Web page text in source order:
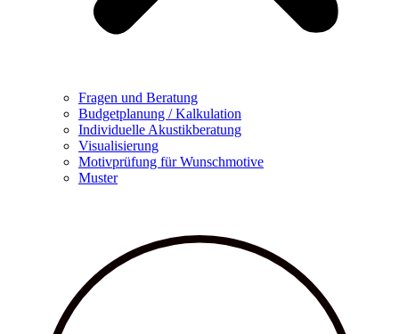
Fragen und Beratung
Budgetplanung / Kalkulation
Individuelle Akustikberatung
Visualisierung
Motivprüfung für Wunschmotive
Muster